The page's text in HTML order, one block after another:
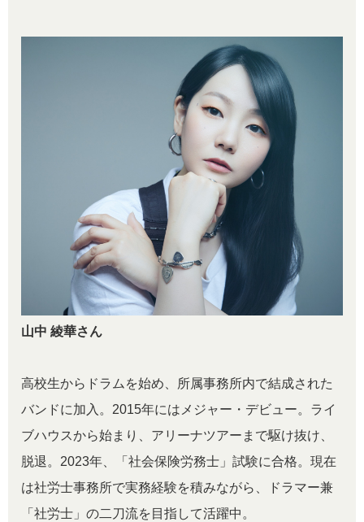
山中 綾華さん
高校生からドラムを始め、所属事務所内で結成された
バンドに加入。2015年にはメジャー・デビュー。ライ
ブハウスから始まり、アリーナツアーまで駆け抜け、
脱退。2023年、「社会保険労務士」試験に合格。現在
は社労士事務所で実務経験を積みながら、ドラマー兼
「社労士」の二刀流を目指して活躍中。